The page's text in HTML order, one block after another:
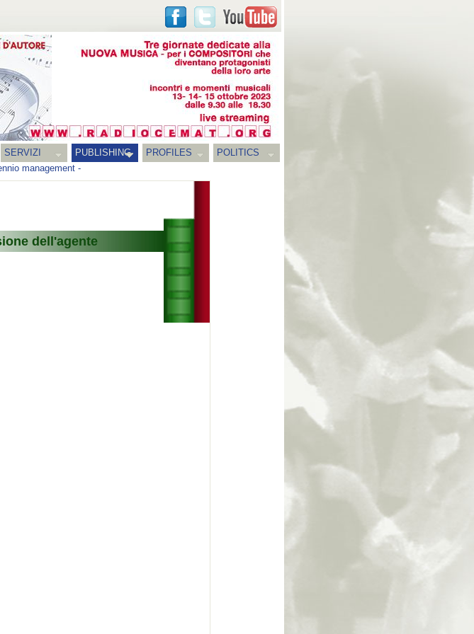
SERVIZI PUBLISHING PROFILES
POLITICS
management -
dell'agente